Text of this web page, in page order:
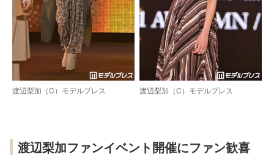
渡辺梨加（C）モデルプレス 渡辺梨加（C）モデルプレス
渡辺梨加ファンイベント開催にファン歓喜